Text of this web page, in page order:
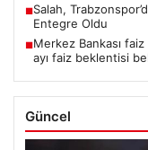
■Salah,
Entegre Oldu
■Merkez Bankası
ayı faiz beklentisi
Güncel